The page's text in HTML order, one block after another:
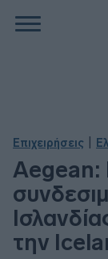
Επιχειρήσεις
Aegean:
την